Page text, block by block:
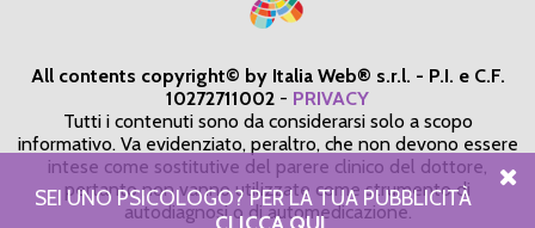
All contents copyright© by Italia Web® s.r.l. - P.I. e C.F.
10272711002 - PRIVACY
Tutti i contenuti sono da considerarsi solo a scopo
informativo. Va evidenziato, peraltro, che non devono essere
intese come sostitutive del parere clinico del dottore,
pertanto non vanno utilizzate come strumento di
autodiagnosi o di automedicazione.
SEI UNO PSICOLOGO? PER LA TUA PUBBLICITÀ
CLICCA QUI